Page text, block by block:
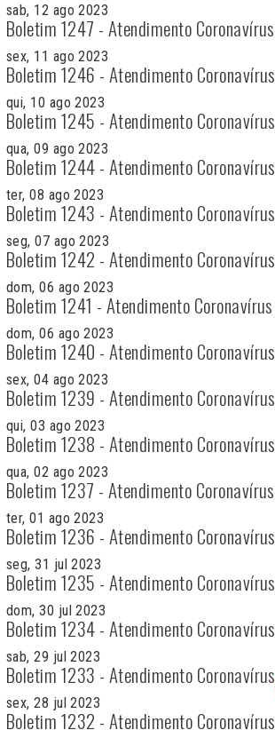
sab, 12 ago 2023
Boletim 1247 - Atendimento Coronavírus
sex, 11 ago 2023
Boletim 1246 - Atendimento Coronavírus
qui, 10 ago 2023
Boletim 1245 - Atendimento Coronavírus
qua, 09 ago 2023
Boletim 1244 - Atendimento Coronavírus
ter, 08 ago 2023
Boletim 1243 - Atendimento Coronavírus
seg, 07 ago 2023
Boletim 1242 - Atendimento Coronavírus
dom, 06 ago 2023
Boletim 1241 - Atendimento Coronavírus
dom, 06 ago 2023
Boletim 1240 - Atendimento Coronavírus
sex, 04 ago 2023
Boletim 1239 - Atendimento Coronavírus
qui, 03 ago 2023
Boletim 1238 - Atendimento Coronavírus
qua, 02 ago 2023
Boletim 1237 - Atendimento Coronavírus
ter, 01 ago 2023
Boletim 1236 - Atendimento Coronavírus
seg, 31 jul 2023
Boletim 1235 - Atendimento Coronavírus
dom, 30 jul 2023
Boletim 1234 - Atendimento Coronavírus
sab, 29 jul 2023
Boletim 1233 - Atendimento Coronavírus
sex, 28 jul 2023
Boletim 1232 - Atendimento Coronavírus